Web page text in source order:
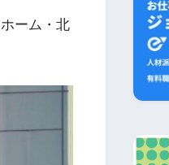
ーム・北